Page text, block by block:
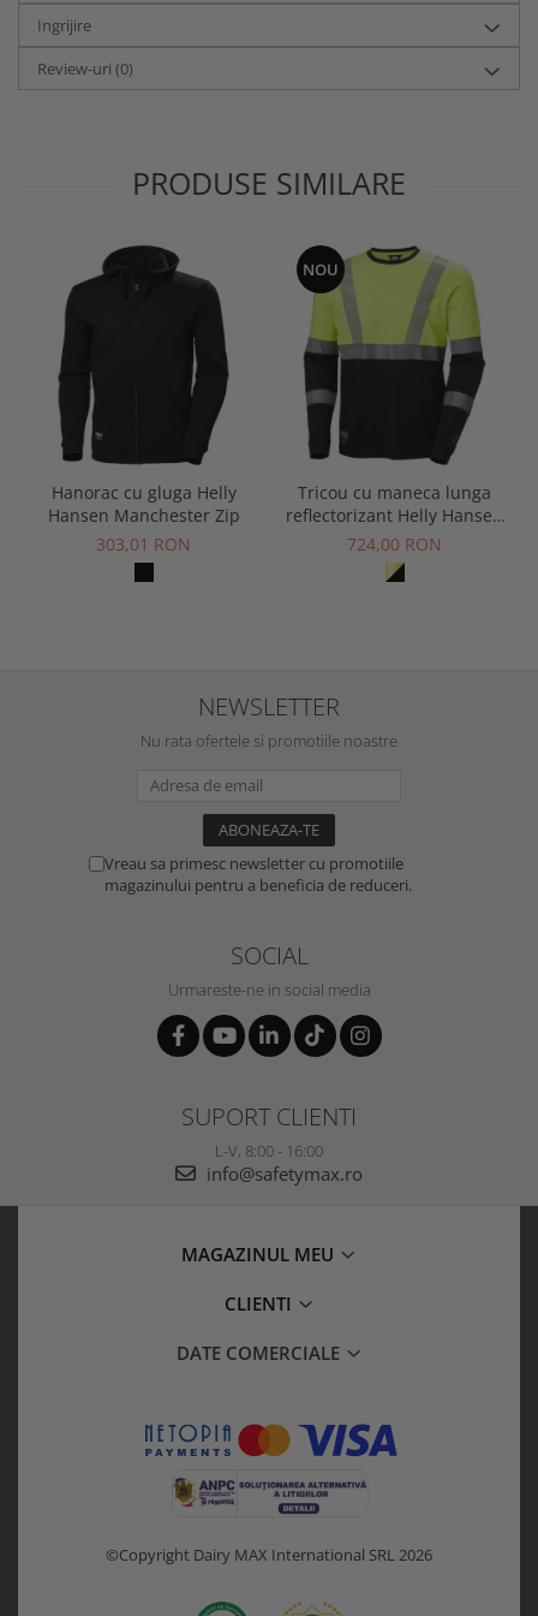
Ingrijire
Review-uri (0)
PRODUSE SIMILARE
Hanorac cu gluga Helly
Hansen Manchester Zip
303,01 RON
NOU
Tricou cu maneca lunga
reflectorizant Helly Hansen
Fyre Longsleeve CL1
724,00 RON
NEWSLETTER
Nu rata ofertele si promotiile noastre
Vreau sa primesc newsletter cu promotiile
magazinului pentru a beneficia de reduceri.
SOCIAL
Urmareste-ne in social media
SUPORT CLIENTI
L-V, 8:00 - 16:00
info@safetymax.ro
MAGAZINUL MEU
CLIENTI
DATE COMERCIALE
©Copyright Dairy MAX International SRL 2026